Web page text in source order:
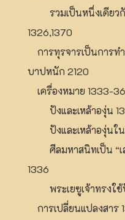
รวมเป็นหนึ่งเดียวกั
1326,1370
การทุรจารเป็นการท
บาปหนัก 2120
เครื่องหมาย 1333-
ปังและเหล้าองุ่น
ปังและเหล้าองุ่นใน
ศีลมหาสนิทเป็น “เ
1336
พระเยซูเจ้าทรงใช้ปั
การเปลี่ยนแปลงสาร